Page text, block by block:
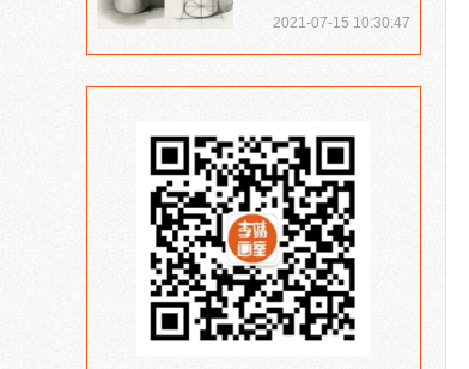
2021-07-15 10:30:47